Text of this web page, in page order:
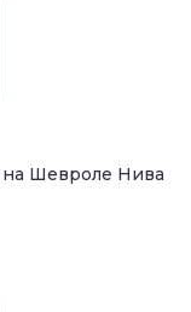
на Шевроле Нива